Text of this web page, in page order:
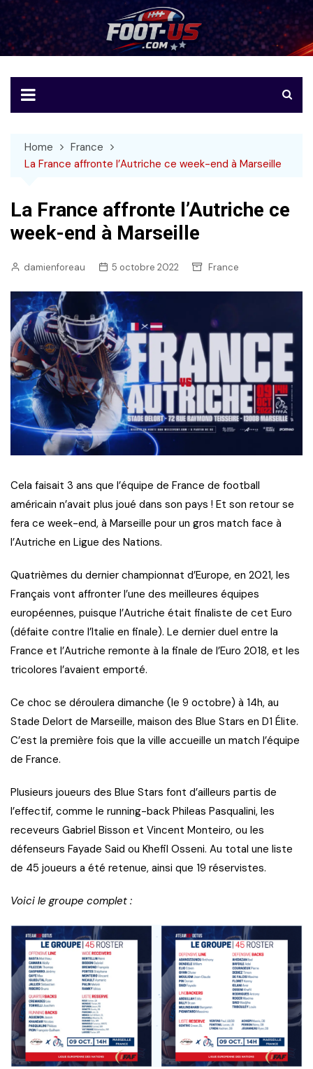
to
content
Foot-US
Le football américain en français
Home
France
La France affronte l’Autriche ce week-end à Marseille
La France affronte l’Autriche ce
week-end à Marseille
damienforeau 5 octobre 2022 France
Cela faisait 3 ans que l’équipe de France de football
américain n’avait plus joué dans son pays ! Et son retour se
fera ce week-end, à Marseille pour un gros match face à
l’Autriche en Ligue des Nations.
Quatrièmes du dernier championnat d’Europe, en 2021, les
Français vont affronter l’une des meilleures équipes
européennes, puisque l’Autriche était finaliste de cet Euro
(défaite contre l’Italie en finale). Le dernier duel entre la
France et l’Autriche remonte à la finale de l’Euro 2018, et les
tricolores l’avaient emporté.
Ce choc se déroulera dimanche (le 9 octobre) à 14h, au
Stade Delort de Marseille, maison des Blue Stars en D1 Élite.
C’est la première fois que la ville accueille un match l’équipe
de France.
Plusieurs joueurs des Blue Stars font d’ailleurs partis de
l’effectif, comme le running-back Phileas Pasqualini, les
receveurs Gabriel Bisson et Vincent Monteiro, ou les
défenseurs Fayade Said ou Khefil Osseni. Au total une liste
de 45 joueurs a été retenue, ainsi que 19 réservistes.
Voici le groupe complet :